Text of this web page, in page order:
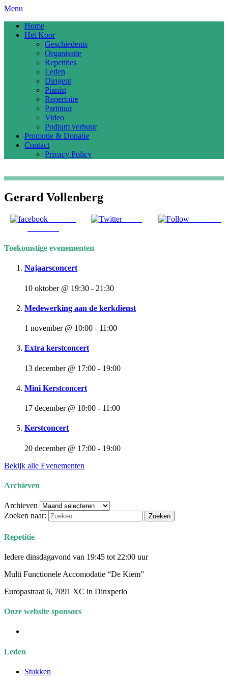
Menu
Home
Het Koor
Geschiedenis
Organisatie
Repetities
Leden
Dirigent
Pianist
Repertoire
Partituur
Video
Podium verhuur
Promotie & Donatie
Contact
Privacy Policy
Gerard Vollenberg
Tweet
Toekomstige evenementen
Najaarsconcert
10 oktober @ 19:30 - 21:30
Medewerking aan de kerkdienst
1 november @ 10:00 - 11:00
Extra kerstconcert
13 december @ 17:00 - 19:00
Mini Kerstconcert
17 december @ 10:00 - 11:00
Kerstconcert
20 december @ 17:00 - 19:00
Bekijk alle Evenementen
Archieven
Archieven
Zoeken naar:
Repetitie
Iedere dinsdagavond van 19:45 tot 22:00 uur
Multi Functionele Accomodatie “De Kiem”
Europastraat 6, 7091 XC in Dinxperlo
Onze website sponsors
Leden
Stukken